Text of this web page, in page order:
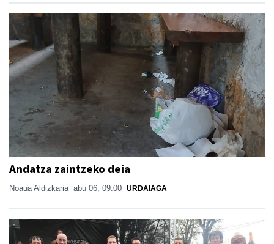
Andatza zaintzeko deia
Noaua Aldizkaria abu 06, 09:00 URDAIAGA